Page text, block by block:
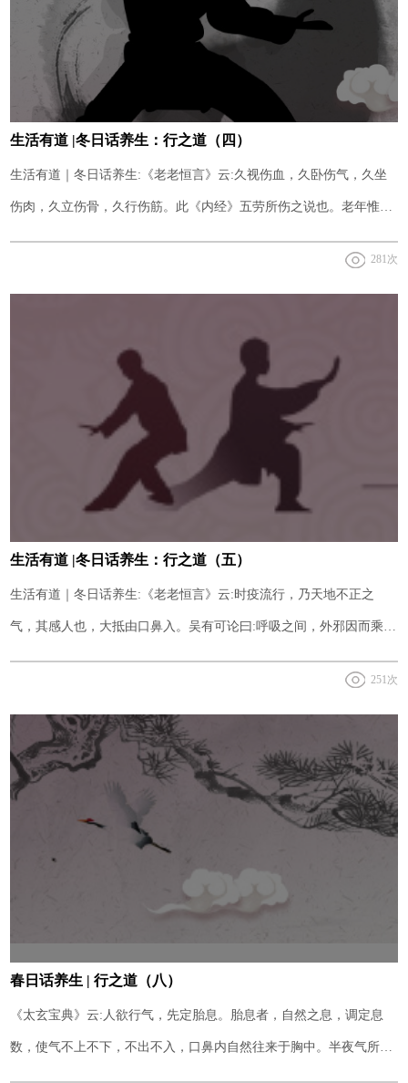
生活有道 |冬日话养生：行之道（四）
生活有道｜冬日话养生:《老老恒言》云:久视伤血，久卧伤气，久坐
伤肉，久立伤骨，久行伤筋。此《内经》五劳所伤之说也。老年惟久
坐、久卧不能免，须以导引诸法，随其坐卧行之。使血脉流通，庶无
281次
生活有道 |冬日话养生：行之道（五）
生活有道｜冬日话养生:《老老恒言》云:时疫流行，乃天地不正之
气，其感人也，大抵由口鼻入。吴有可论曰:呼吸之间，外邪因而乘
之，入于膜原是也。彼此传染，皆气感召。原其始，莫不因风而来。
《内经》所谓风者，善行而数变。居常出入，少觉有风，即以衣袖掩
口鼻，亦堪避疫。
251次
春日话养生 | 行之道（八）
《太玄宝典》云:人欲行气，先定胎息。胎息者，自然之息，调定息
数，使气不上不下，不出不入，口鼻内自然往来于胸中。半夜气所生
时以行之，既久，百日外可养气伏息耳。
伪装的再“真”，只要提到“返利”“返现”“回报收益”就是诈骗，就不是
2024-11-19
24年10月生活道公益孝养营 2024-10-24
5月这5种病或将高发！这5个化解办法，现在了解刚刚好！
2019年生活道公益基金举办“关爱青少年身心健康”暑期特训营